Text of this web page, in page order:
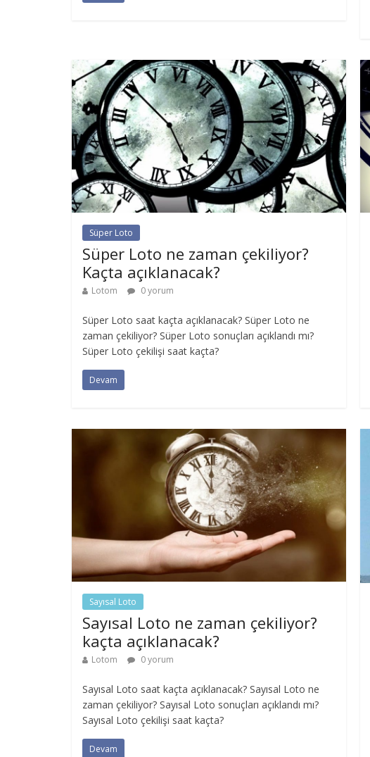
Süper Loto
Süper Loto ne zaman çekiliyor?
Kaçta açıklanacak?
Lotom 0 yorum
Süper Loto saat kaçta açıklanacak? Süper Loto ne
zaman çekiliyor? Süper Loto sonuçları açıklandı mı?
Süper Loto çekilişi saat kaçta?
Devam
Sayısal Loto
Sayısal Loto ne zaman çekiliyor?
kaçta açıklanacak?
Lotom 0 yorum
Sayısal Loto saat kaçta açıklanacak? Sayısal Loto ne
zaman çekiliyor? Sayısal Loto sonuçları açıklandı mı?
Sayısal Loto çekilişi saat kaçta?
Devam